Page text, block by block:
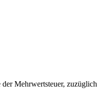
Mehrwertsteuer, zuzüglich